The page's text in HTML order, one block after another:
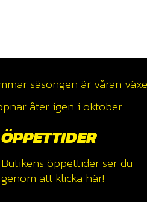
säsongen är våran
åter igen i oktober.
ÖPPETTIDER
Butikens öppettider ser du
genom att klicka här!